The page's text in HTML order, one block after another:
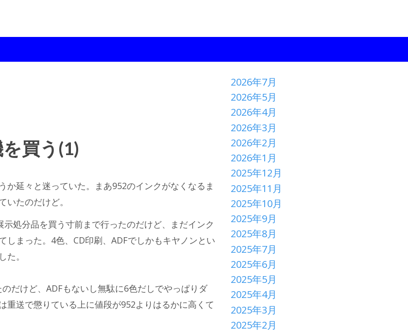
買う(1)
か延々と迷っていた。まあ952のインクがなくなるま
たのだけど。
処分品を買う寸前まで行ったのだけど、まだインク
まった。4色、CD印刷、ADFでしかもキヤノンとい
。
だけど、ADFもないし無駄に6色だしでやっぱりダ
重送で懲りている上に値段が952よりはるかに高くて
2026年7月
2026年5月
2026年4月
2026年3月
2026年2月
2026年1月
2025年12月
2025年11月
2025年10月
2025年9月
2025年8月
2025年7月
2025年6月
2025年5月
2025年4月
2025年3月
2025年2月